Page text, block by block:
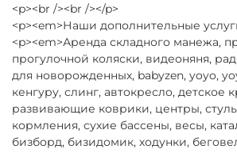
<p><br /><br /></p>
<p><em>Наши дополнительные
<p><em>Аренда складного манежа,
прогулочной коляски, видеоняня,
для новорожденных, babyzen, yoyo,
кенгуру, слинг, автокресло, детское
развивающие коврики, центры,
кормления, сухие бассены, весы,
бизборд, бизидомик, ходунки,